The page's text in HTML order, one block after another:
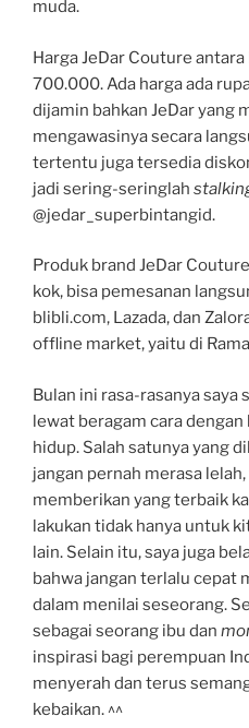
muda.
Harga JeDar Couture
700.000. Ada harga ada
dijamin bahkan JeDar yang
mengawasinya secara
tertentu juga tersedia
jadi sering-seringlah
@jedar_superbintangid.
Produk brand JeDar
kok, bisa pemesanan
blibli.com, Lazada, dan
offline market, yaitu di
Bulan ini rasa-rasanya saya
lewat beragam cara
hidup. Salah satunya yang
jangan pernah merasa
memberikan yang terbaik
lakukan tidak hanya untuk
lain. Selain itu, saya juga
bahwa jangan terlalu cepat
dalam menilai seseorang.
sebagai seorang ibu dan
inspirasi bagi perempuan
menyerah dan terus
kebaikan. ^^